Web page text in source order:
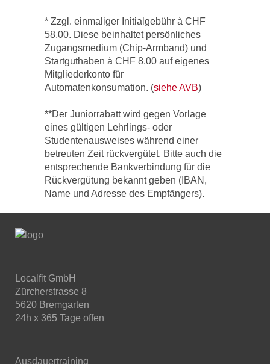
* Zzgl. einmaliger Initialgebühr à CHF
58.00. Diese beinhaltet persönliches
Zugangsmedium (Chip-Armband) und
Startguthaben à CHF 8.00 auf eigenes
Mitgliederkonto für
Automatenkonsumation. (siehe AVB)
**Der Juniorrabatt wird gegen Vorlage
eines gültigen Lehrlings- oder
Studentenausweises während einer
betreuten Zeit rückvergütet. Bitte auch die
entsprechende Bankverbindung für die
Rückvergütung bekannt geben (IBAN,
Name und Adresse des Empfängers).
Localfit GmbH
Zürcherstrasse 8
5620 Bremgarten
24h x 365 Tage offen
Ausdauertraining